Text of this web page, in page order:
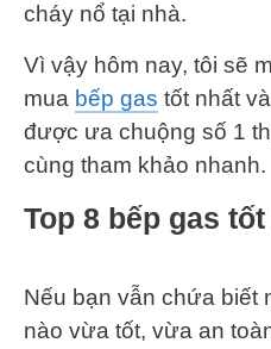
cháy nổ tại nhà.
Vì vậy hôm nay, tôi sẽ
mua bếp gas tốt nhất
được ưa chuộng số 1
cùng tham khảo nhanh.
Top 8 bếp gas
Nếu bạn vẫn chứa biết
nào vừa tốt, vừa an